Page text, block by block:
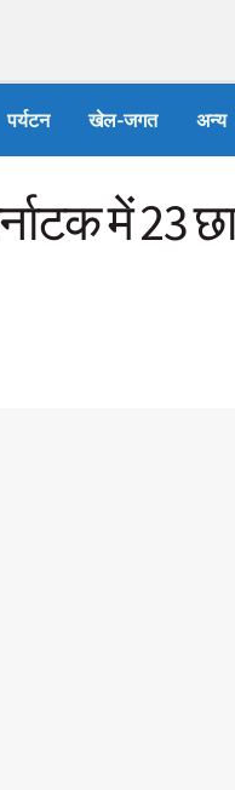
पर्यटन खेल-जगत अन्य
में 23